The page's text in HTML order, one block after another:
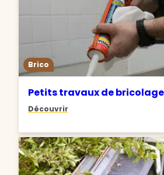
Brico
Petits travaux de
Découvrir